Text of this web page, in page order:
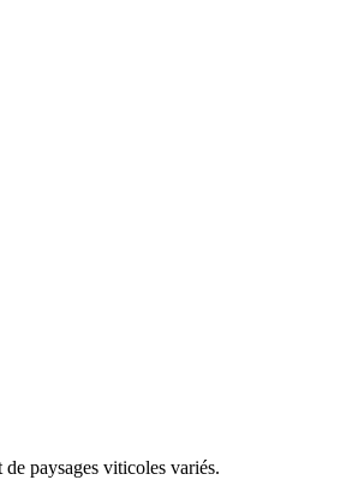
paysages viticoles variés.